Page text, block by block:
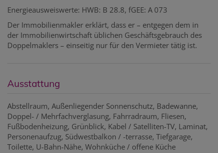
Energieausweiswerte: HWB: B 28.8, fGEE: A 073
Der Immobilienmakler erklärt, dass er – entgegen dem in
der Immobilienwirtschaft üblichen Geschäftsgebrauch des
Doppelmaklers – einseitig nur für den Vermieter tätig ist.
Ausstattung
Abstellraum Außenliegender Sonnenschutz Badewanne
Doppel- / Mehrfachverglasung Fahrradraum Fliesen
Fußbodenheizung Grünblick Kabel / Satelliten-TV Laminat
Personenaufzug Südwestbalkon / -terrasse Tiefgarage
Toilette U-Bahn-Nähe Wohnküche / offene Küche